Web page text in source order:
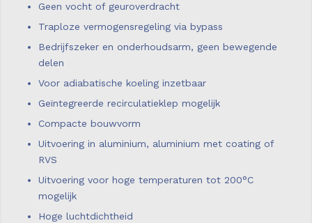
Geen vocht of geuroverdracht
Traploze vermogensregeling via bypass
Bedrijfszeker en onderhoudsarm, geen bewegende
delen
Voor adiabatische koeling inzetbaar
Geïntegreerde recirculatieklep mogelijk
Compacte bouwvorm
Uitvoering in aluminium, aluminium met coating of
RVS
Uitvoering voor hoge temperaturen tot 200°C
mogelijk
Hoge luchtdichtheid